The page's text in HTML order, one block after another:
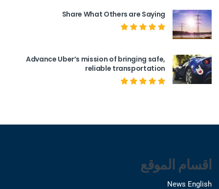
Share What Others are Saying
Advance Uber’s mission of bringing safe,
reliable transportation
اقسام الموقع
News English